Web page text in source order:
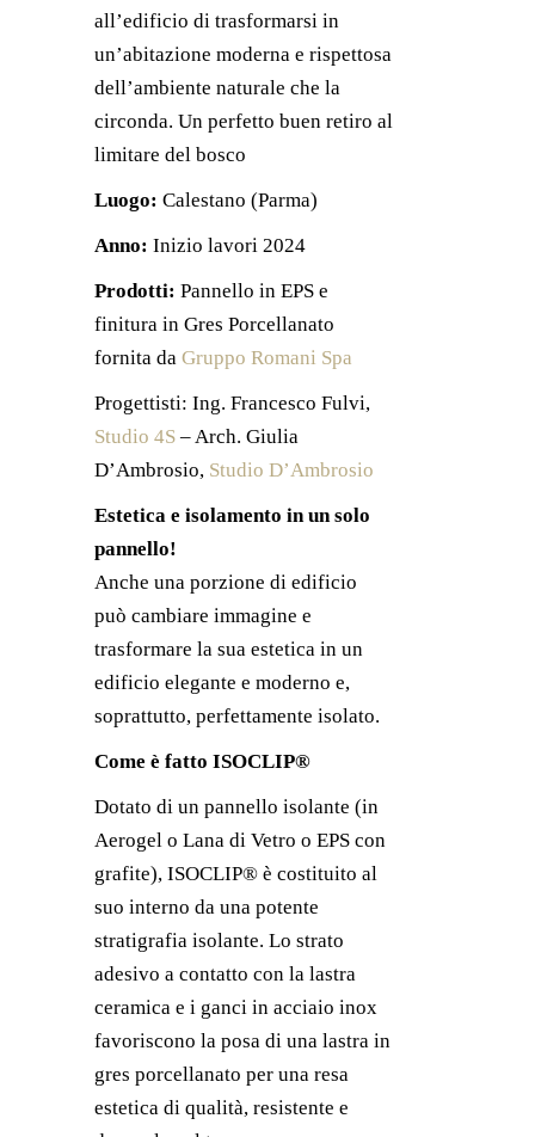
all’edificio di trasformarsi in
un’abitazione moderna e rispettosa
dell’ambiente naturale che la
circonda. Un perfetto buen retiro al
limitare del bosco
Luogo: Calestano (Parma)
Anno: Inizio lavori 2024
Prodotti: Pannello in EPS e
finitura in Gres Porcellanato
fornita da Gruppo Romani Spa
Progettisti: Ing. Francesco Fulvi,
Studio 4S – Arch. Giulia
D’Ambrosio, Studio D’Ambrosio
Estetica e isolamento in un solo
pannello!
Anche una porzione di edificio
può cambiare immagine e
trasformare la sua estetica in un
edificio elegante e moderno e,
soprattutto, perfettamente isolato.
Come è fatto ISOCLIP®
Dotato di un pannello isolante (in
Aerogel o Lana di Vetro o EPS con
grafite), ISOCLIP® è costituito al
suo interno da una potente
stratigrafia isolante. Lo strato
adesivo a contatto con la lastra
ceramica e i ganci in acciaio inox
favoriscono la posa di una lastra in
gres porcellanato per una resa
estetica di qualità, resistente e